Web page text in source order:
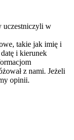
uczestniczyli w
takie jak imię i
i kierunek
z nami. Jeżeli
opinii.